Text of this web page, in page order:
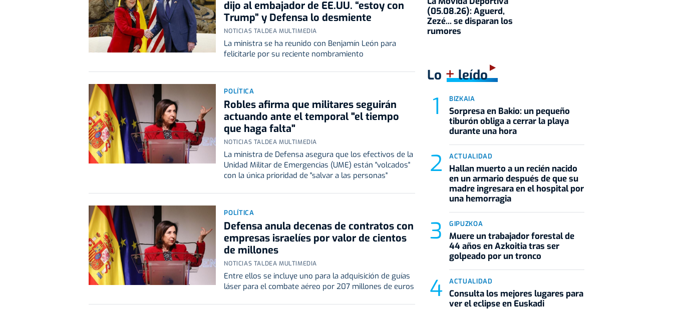
dijo al embajador de EE.UU. “estoy con
Trump” y Defensa lo desmiente
NOTICIAS TALDEA MULTIMEDIA
La ministra se ha reunido con Benjamín León para
felicitarle por su reciente nombramiento
POLÍTICA
Robles afirma que militares seguirán
actuando ante el temporal "el tiempo
que haga falta"
NOTICIAS TALDEA MULTIMEDIA
La ministra de Defensa asegura que los efectivos de la
Unidad Militar de Emergencias (UME) están "volcados"
con la única prioridad de "salvar a las personas"
POLÍTICA
Defensa anula decenas de contratos con
empresas israelíes por valor de cientos
de millones
NOTICIAS TALDEA MULTIMEDIA
Entre ellos se incluye uno para la adquisición de guías
láser para el combate aéreo por 207 millones de euros
(05.08.26): Aguerd,
Zezé... se disparan los
rumores
Lo +leído
BIZKAIA
Sorpresa en Bakio: un pequeño
tiburón obliga a cerrar la playa
durante una hora
ACTUALIDAD
Hallan muerto a un recién nacido
en un armario después de que su
madre ingresara en el hospital por
una hemorragia
GIPUZKOA
Muere un trabajador forestal de
44 años en Azkoitia tras ser
golpeado por un tronco
ACTUALIDAD
Consulta los mejores lugares para
ver el eclipse en Euskadi